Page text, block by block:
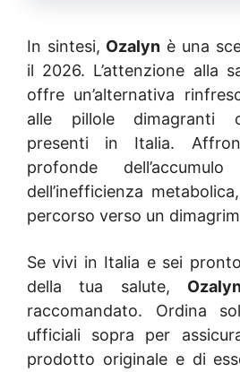
In sintesi, Ozalyn è una
il 2026. L’attenzione alla
offre un’alternativa
alle pillole dimagranti
presenti in Italia.
profonde
dell’inefficienza metabolica,
percorso verso un
Se vivi in Italia e sei
della tua salute,
raccomandato. Ordina
ufficiali sopra per
prodotto originale e di